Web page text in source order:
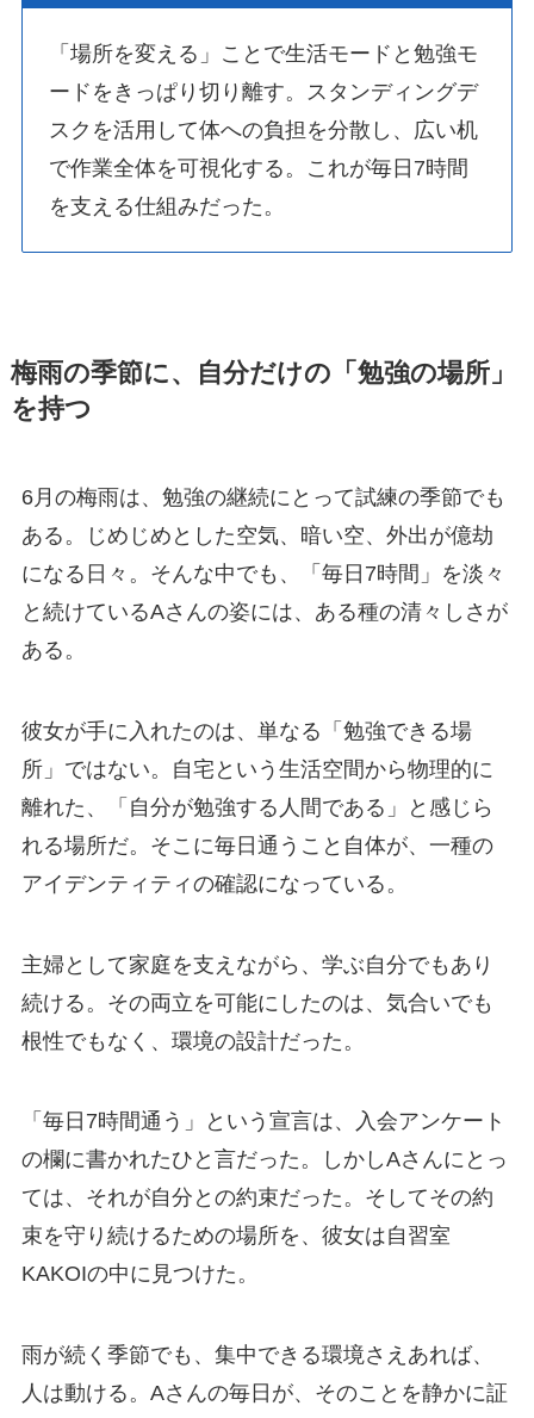
「場所を変える」ことで生活モードと勉強モ
ードをきっぱり切り離す。スタンディングデ
スクを活用して体への負担を分散し、広い机
で作業全体を可視化する。これが毎日7時間
を支える仕組みだった。
梅雨の季節に、自分だけの「勉強の場所」
を持つ
6月の梅雨は、勉強の継続にとって試練の季節でも
ある。じめじめとした空気、暗い空、外出が億劫
になる日々。そんな中でも、「毎日7時間」を淡々
と続けているAさんの姿には、ある種の清々しさが
ある。
彼女が手に入れたのは、単なる「勉強できる場
所」ではない。自宅という生活空間から物理的に
離れた、「自分が勉強する人間である」と感じら
れる場所だ。そこに毎日通うこと自体が、一種の
アイデンティティの確認になっている。
主婦として家庭を支えながら、学ぶ自分でもあり
続ける。その両立を可能にしたのは、気合いでも
根性でもなく、環境の設計だった。
「毎日7時間通う」という宣言は、入会アンケート
の欄に書かれたひと言だった。しかしAさんにとっ
ては、それが自分との約束だった。そしてその約
束を守り続けるための場所を、彼女は自習室
KAKOIの中に見つけた。
雨が続く季節でも、集中できる環境さえあれば、
人は動ける。Aさんの毎日が、そのことを静かに証